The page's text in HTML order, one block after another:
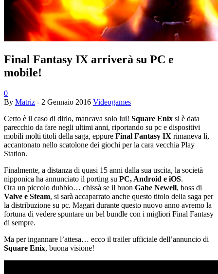
Final Fantasy IX arriverà su PC e
mobile!
0
By Matriz - 2 Gennaio 2016 Videogames
Certo è il caso di dirlo, mancava solo lui! Square Enix si è data
parecchio da fare negli ultimi anni, riportando su pc e dispositivi
mobili molti titoli della saga, eppure Final Fantasy IX rimaneva lì,
accantonato nello scatolone dei giochi per la cara vecchia Play
Station.
Finalmente, a distanza di quasi 15 anni dalla sua uscita, la società
nipponica ha annunciato il porting su PC, Android e iOS.
Ora un piccolo dubbio… chissà se il buon Gabe Newell, boss di
Valve e Steam, si sarà accaparrato anche questo titolo della saga per
la distribuzione su pc. Magari durante questo nuovo anno avremo la
fortuna di vedere spuntare un bel bundle con i migliori Final Fantasy
di sempre.
Ma per ingannare l’attesa… ecco il trailer ufficiale dell’annuncio di
Square Enix, buona visione!